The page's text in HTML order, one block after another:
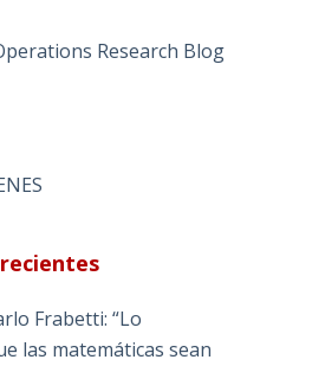
Research Blog
Frabetti: “Lo
las matemáticas sean